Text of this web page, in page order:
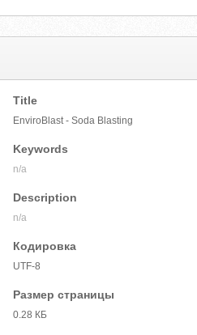
Title
EnviroBlast - Soda Blasting
Keywords
n/a
Description
n/a
Кодировка
UTF-8
Размер страницы
0.28 КБ